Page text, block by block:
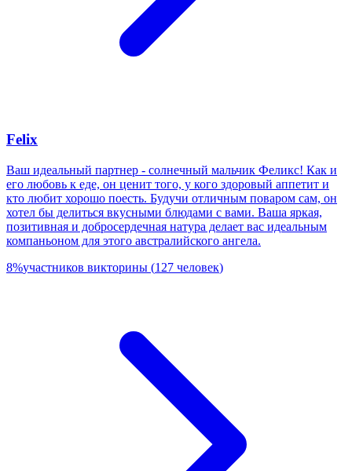
Felix
Ваш идеальный партнер - солнечный мальчик Феликс! Как и
его любовь к еде, он ценит того, у кого здоровый аппетит и
кто любит хорошо поесть. Будучи отличным поваром сам, он
хотел бы делиться вкусными блюдами с вами. Ваша яркая,
позитивная и добросердечная натура делает вас идеальным
компаньоном для этого австралийского ангела.
8%участников викторины (127 человек)